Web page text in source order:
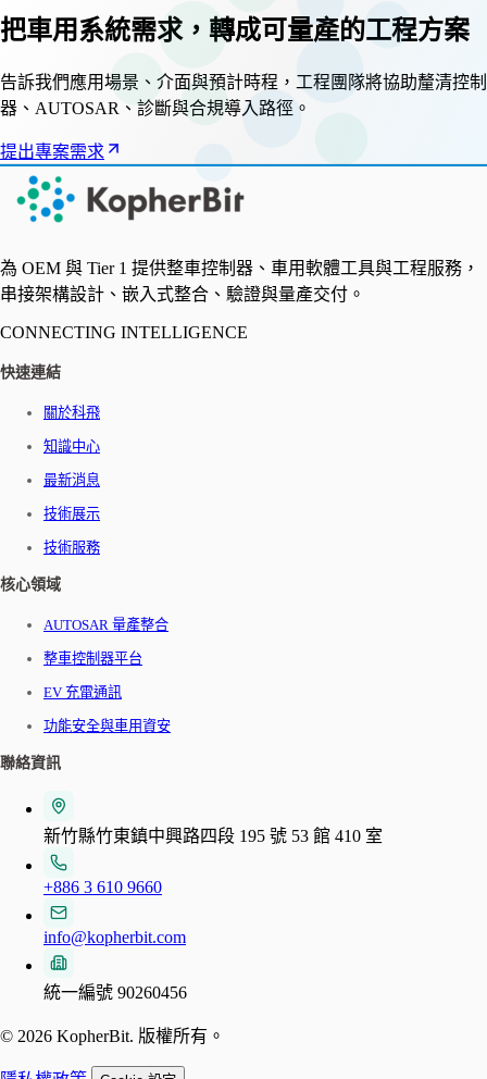
把車用系統需求，轉成可量產的工程方案
告訴我們應用場景、介面與預計時程，工程團隊將協助釐清控制
器、AUTOSAR、診斷與合規導入路徑。
提出專案需求
為 OEM 與 Tier 1 提供整車控制器、車用軟體工具與工程服務，
串接架構設計、嵌入式整合、驗證與量產交付。
CONNECTING INTELLIGENCE
快速連結
關於科飛
知識中心
最新消息
技術展示
技術服務
核心領域
AUTOSAR 量產整合
整車控制器平台
EV 充電通訊
功能安全與車用資安
聯絡資訊
新竹縣竹東鎮中興路四段 195 號 53 館 410 室
+886 3 610 9660
info@kopherbit.com
統一編號 90260456
© 2026 KopherBit. 版權所有。